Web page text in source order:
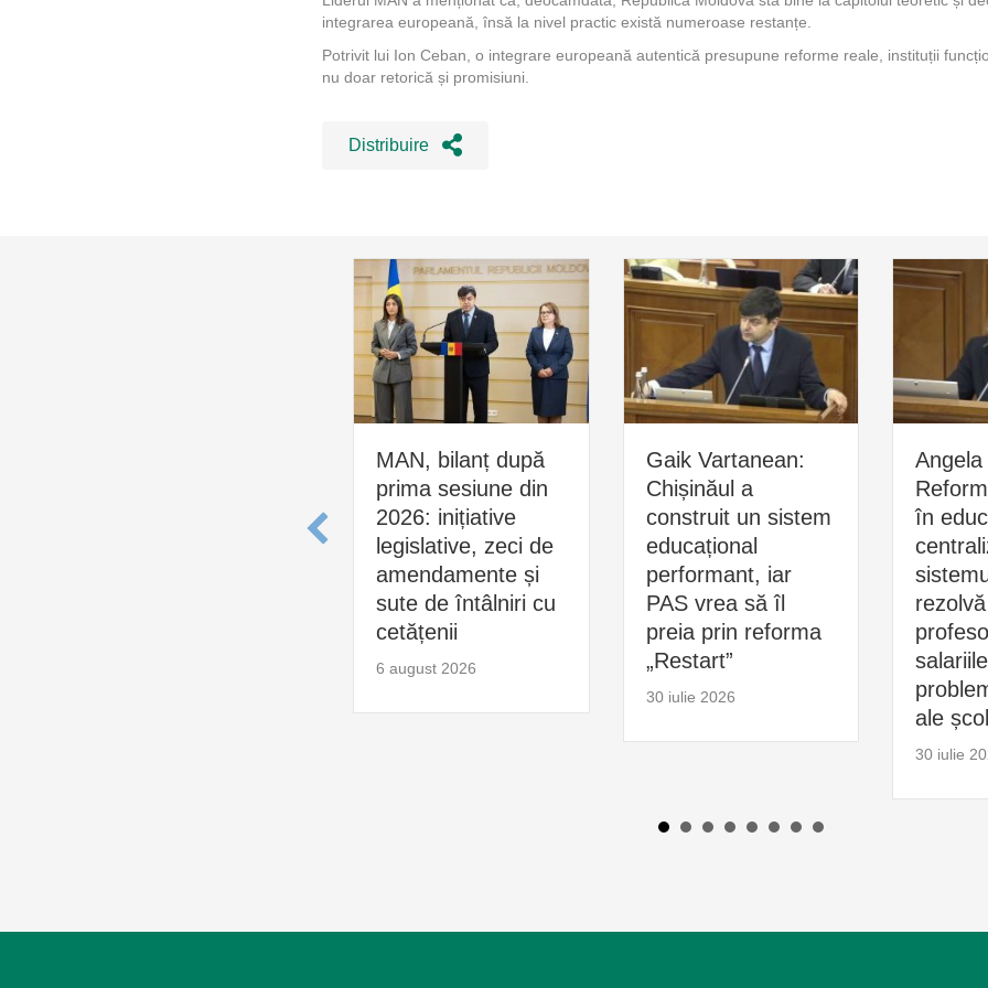
integrarea europeană, însă la nivel practic există numeroase restanțe.
Potrivit lui Ion Ceban, o integrare europeană autentică presupune reforme reale, instituții
nu doar retorică și promisiuni.
Distribuire
MAN, bilanț după
prima sesiune din
2026: inițiative
legislative, zeci de
amendamente și
sute de întâlniri cu
cetățenii
6 august 2026
Gaik Vartanean:
Chișinăul a
construit un sistem
educațional
performant, iar
PAS vrea să îl
preia prin reforma
„Restart”
30 iulie 2026
în
ale
30 iulie